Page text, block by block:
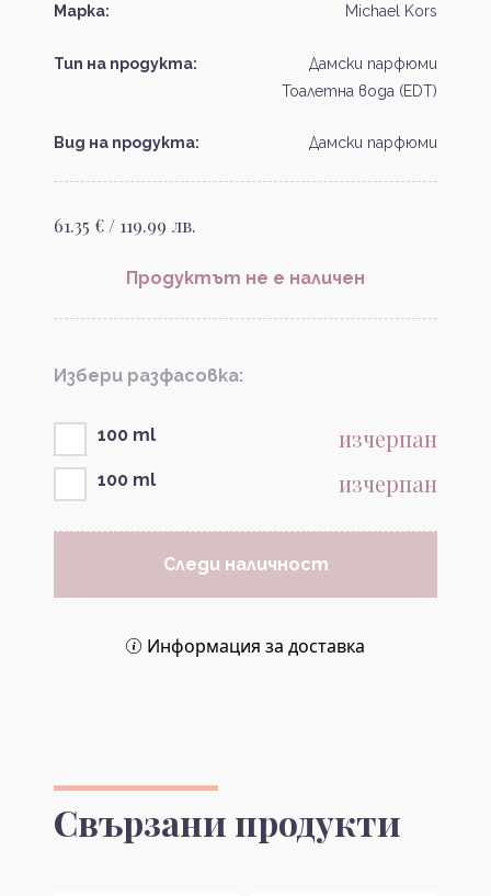
Марка: Michael Kors
Тип на продукта:
Дамски парфюми
Тоалетна вода (EDT)
Вид на продукта: Дамски парфюми
61.35 € / 119.99 лв.
Продуктът не е наличен
Избери разфасовка:
100 ml изчерпан
100 ml изчерпан
Следи наличност
Информация за доставка
Свързани продукти